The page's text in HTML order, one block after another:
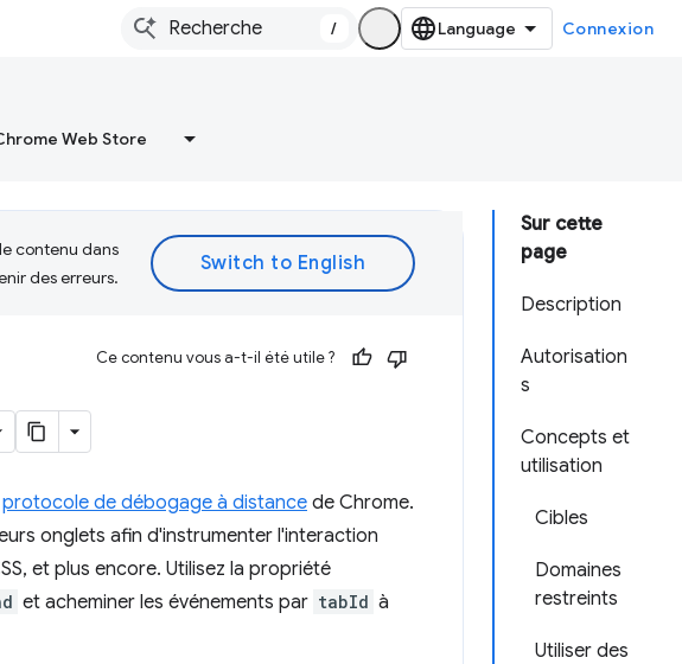
/ Connexion
Web Store
Sur cette
page
Description
Autorisation
s
Concepts et
utilisation
Cibles
Domaines
restreints
Utiliser des
contenu dans
des erreurs.
Ce contenu vous a-t-il été utile ?
protocole de débogage à distance de Chrome.
onglets afin d'instrumenter l'interaction
et plus encore. Utilisez la propriété
et acheminer les événements par tabId à